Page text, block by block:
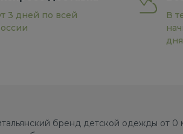
3 дней по всей
В
бренд детской одежды от